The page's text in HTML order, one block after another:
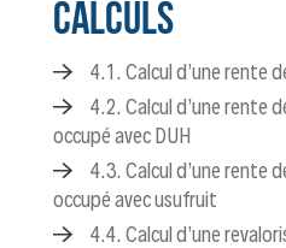
CALCULS
4.1. Calcul d’une rente
4.2. Calcul d’une rente
occupé avec DUH
4.3. Calcul d’une rente
occupé avec usufruit
4.4. Calcul d’une